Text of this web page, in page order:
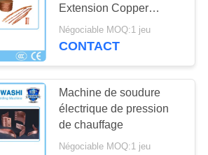
de treillis
de soudure
Extension Copper
Braided Flexible Wire
Connector Welding &
Négociable MOQ:1 jeu
CONTACT
Machine de soudure
électrique de pression
de chauffage
Négociable MOQ:1 jeu